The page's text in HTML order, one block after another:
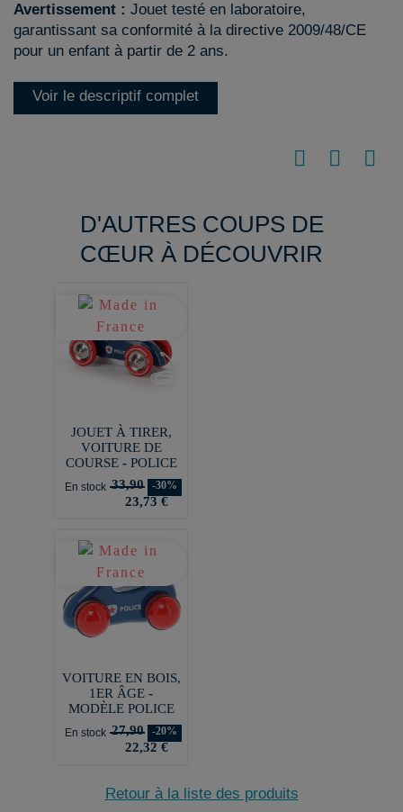
Avertissement : Jouet testé en laboratoire,
garantissant sa conformité à la directive 2009/48/CE
pour un enfant à partir de 2 ans.
Voir le descriptif complet
D'AUTRES COUPS DE
CŒUR À DÉCOUVRIR
JOUET À TIRER,
VOITURE DE
COURSE - POLICE
En stock 33,90 -30%
23,73 €
VOITURE EN BOIS,
1ER ÂGE -
MODÈLE POLICE
En stock 27,90 -20%
22,32 €
Retour à la liste des produits